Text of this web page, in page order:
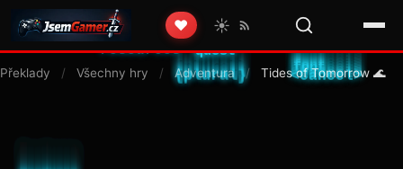
❤️ ☀️
Překlady / Všechny hry / Adventura / Tides of Tomorrow 🌊